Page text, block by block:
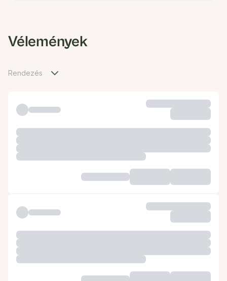
Vélemények
Rendezés